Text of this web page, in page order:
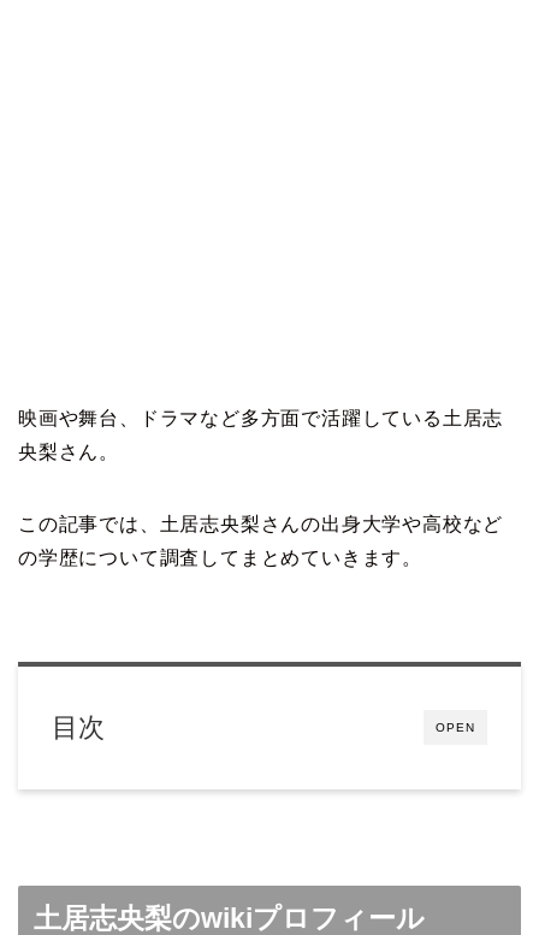
映画や舞台、ドラマなど多方面で活躍している土居志
央梨さん。
この記事では、土居志央梨さんの出身大学や高校など
の学歴について調査してまとめていきます。
OPEN
目次
土居志央梨のwikiプロフィール